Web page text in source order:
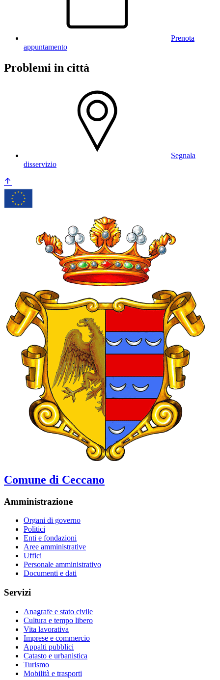
Prenota
appuntamento
Problemi in città
Segnala
disservizio
Comune di Ceccano
Amministrazione
Organi di governo
Politici
Enti e fondazioni
Aree amministrative
Uffici
Personale amministrativo
Documenti e dati
Servizi
Anagrafe e stato civile
Cultura e tempo libero
Vita lavorativa
Imprese e commercio
Appalti pubblici
Catasto e urbanistica
Turismo
Mobilità e trasporti